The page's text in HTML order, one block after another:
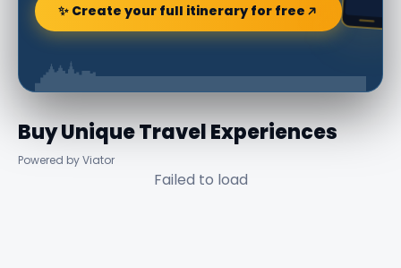
✨ Create your full itinerary for free
Buy Unique Travel Experiences
Powered by Viator
Failed to load